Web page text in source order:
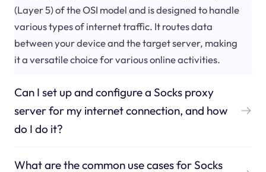
(Layer 5) of the OSI model and is designed to handle
various types of internet traffic. It routes data
between your device and the target server, making
it a versatile choice for various online activities.
Can I set up and configure a Socks proxy
server for my internet connection, and how
do I do it?
What are the common use cases for Socks